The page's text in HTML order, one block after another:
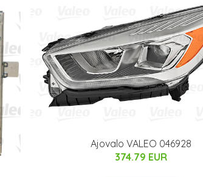
Ajovalo VALEO 046928
374.79 EUR